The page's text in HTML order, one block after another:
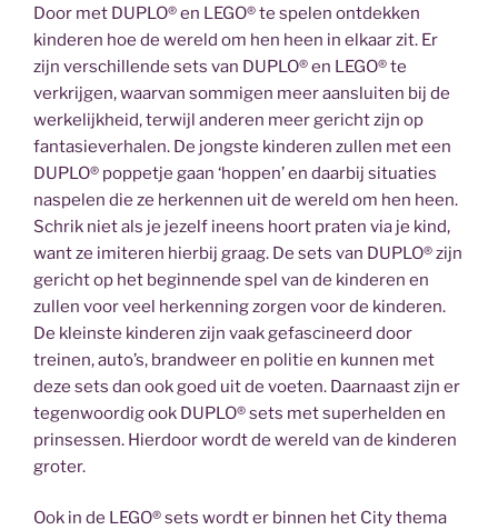
Door met DUPLO® en LEGO® te spelen ontdekken
kinderen hoe de wereld om hen heen in elkaar zit. Er
zijn verschillende sets van DUPLO® en LEGO® te
verkrijgen, waarvan sommigen meer aansluiten bij de
werkelijkheid, terwijl anderen meer gericht zijn op
fantasieverhalen. De jongste kinderen zullen met een
DUPLO® poppetje gaan ‘hoppen’ en daarbij situaties
naspelen die ze herkennen uit de wereld om hen heen.
Schrik niet als je jezelf ineens hoort praten via je kind,
want ze imiteren hierbij graag. De sets van DUPLO® zijn
gericht op het beginnende spel van de kinderen en
zullen voor veel herkenning zorgen voor de kinderen.
De kleinste kinderen zijn vaak gefascineerd door
treinen, auto’s, brandweer en politie en kunnen met
deze sets dan ook goed uit de voeten. Daarnaast zijn er
tegenwoordig ook DUPLO® sets met superhelden en
prinsessen. Hierdoor wordt de wereld van de kinderen
groter.
Ook in de LEGO® sets wordt er binnen het City thema